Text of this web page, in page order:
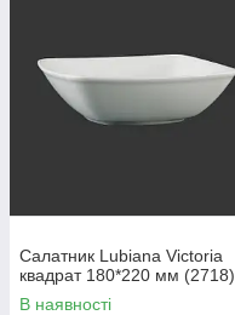
Салатник Lubiana Victoria
квадрат 180*220 мм (2718)
В наявності